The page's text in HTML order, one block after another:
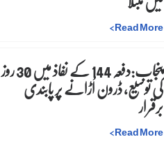
Read More
>
پنجاب:دفعہ 144 کے نفاذ میں 30 روز کی توسیع، ڈرون اُڑانے پر پابندی
برقرار
Read More
>